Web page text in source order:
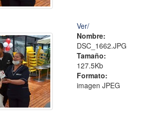
Ver/
Nombre:
DSC_1662.JPG
Tamaño:
127.5Kb
Formato:
imagen JPEG